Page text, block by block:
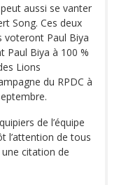
aussi se vanter
Song. Ces deux
Paul Biya
Paul Biya à 100 %
Lions
du RPDC à
de l’équipe
l’attention de tous
citation de